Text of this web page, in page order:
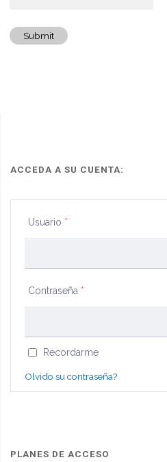
Submit
ACCEDA A SU CUENTA:
Usuario *
Contraseña *
Recordarme
Olvido su contraseña?
PLANES DE ACCESO